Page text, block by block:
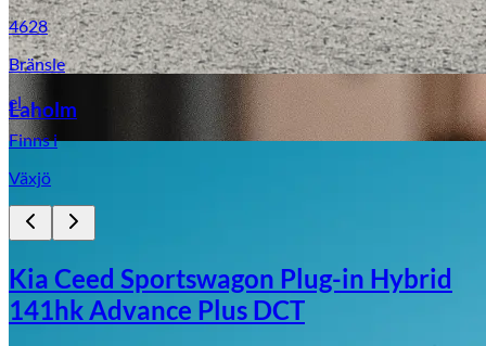
Laholm
4628
Bränsle
el
Finns i
Växjö
Kia Ceed Sportswagon Plug-in Hybrid
141hk Advance Plus DCT